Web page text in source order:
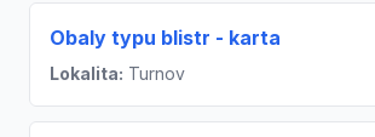
Obaly typu blistr - karta
Lokalita: Turnov